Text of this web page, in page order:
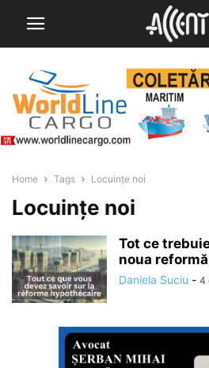
Home Tags Locuințe noi
Locuințe noi
Tot ce
noua
Daniela Suciu - 4